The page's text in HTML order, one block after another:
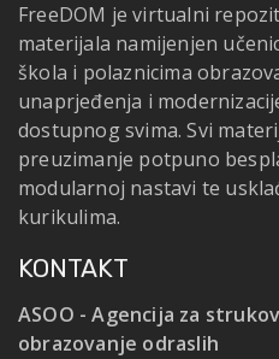
FreeDOM je virtualni
materijala namijenjen
škola i polaznicima
unaprjeđenja i
dostupnog svima. Svi
preuzimanje potpuno
modularnoj nastavi te
kurikulima.
KONTAKT
ASOO - Agencija za
obrazovanje odraslih